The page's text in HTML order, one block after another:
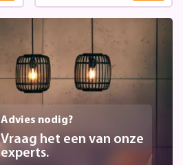
Advies nodig?
Vraag het een van onze
experts.